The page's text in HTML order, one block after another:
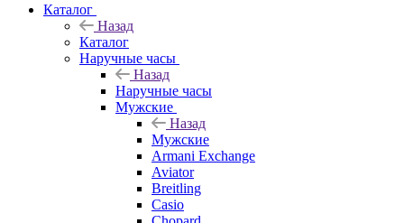
Каталог
Назад
Каталог
Наручные часы
Назад
Наручные часы
Мужские
Назад
Мужские
Armani Exchange
Aviator
Breitling
Casio